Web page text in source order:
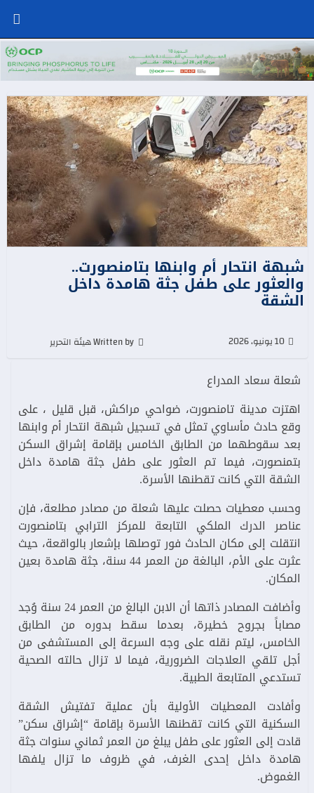
شبهة انتحار أم وابنها بتامنصورت..
والعثور على طفل جثة هامدة داخل
الشقة
10 يونيو، 2026
شعلة سعاد المدراع
اهتزت مدينة تامنصورت، ضواحي مراكش، قبل قليل ، على
وقع حادث مأساوي تمثل في تسجيل شبهة انتحار أم وابنها
بعد سقوطهما من الطابق الخامس بإقامة إشراق السكن
بتمنصورت، فيما تم العثور على طفل جثة هامدة داخل
الشقة التي كانت تقطنها الأسرة.
وحسب معطيات حصلت عليها شعلة من مصادر مطلعة، فإن
عناصر الدرك الملكي التابعة للمركز الترابي بتامنصورت
انتقلت إلى مكان الحادث فور توصلها بإشعار بالواقعة، حيث
عثرت على الأم، البالغة من العمر 44 سنة، جثة هامدة بعين
المكان.
وأضافت المصادر ذاتها أن الابن البالغ من العمر 24 سنة وُجد
مصاباً بجروح خطيرة، بعدما سقط بدوره من الطابق
الخامس، ليتم نقله على وجه السرعة إلى المستشفى من
أجل تلقي العلاجات الضرورية، فيما لا تزال حالته الصحية
تستدعي المتابعة الطبية.
وأفادت المعطيات الأولية بأن عملية تفتيش الشقة
السكنية التي كانت تقطنها الأسرة بإقامة “إشراق سكن”
قادت إلى العثور على طفل يبلغ من العمر ثماني سنوات جثة
هامدة داخل إحدى الغرف، في ظروف ما تزال يلفها
الغموض.